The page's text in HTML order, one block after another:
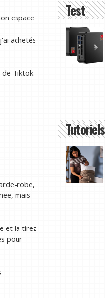
espace
achetés
de Tiktok
robe,
mais
et la tirez
pour
Test
Tutoriels